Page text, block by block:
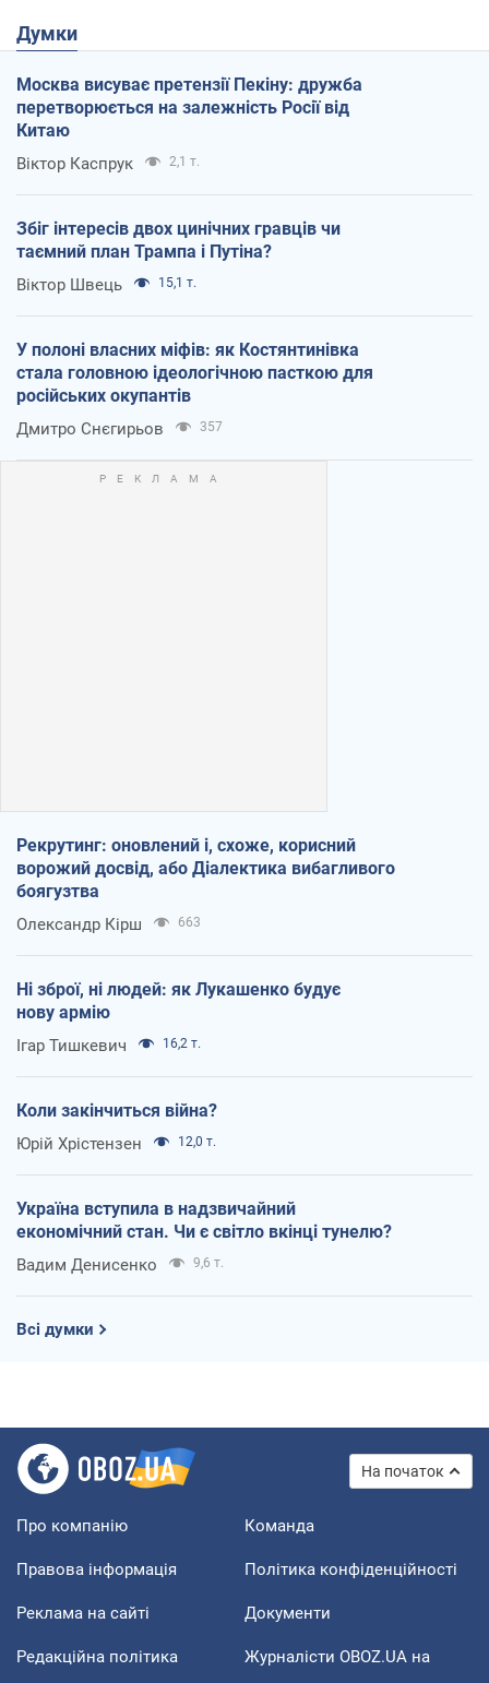
Думки
Москва висуває претензії Пекіну: дружба
перетворюється на залежність Росії від
Китаю
Віктор Каспрук 2,1 т.
Збіг інтересів двох цинічних гравців чи
таємний план Трампа і Путіна?
Віктор Швець 15,1 т.
У полоні власних міфів: як Костянтинівка
стала головною ідеологічною пасткою для
російських окупантів
Дмитро Снєгирьов 357
Рекрутинг: оновлений і, схоже, корисний
ворожий досвід, або Діалектика вибагливого
боягузтва
Олександр Кірш 663
Ні зброї, ні людей: як Лукашенко будує
нову армію
Ігар Тишкевич 16,2 т.
Коли закінчиться війна?
Юрій Хрістензен 12,0 т.
Україна вступила в надзвичайний
економічний стан. Чи є світло вкінці тунелю?
Вадим Денисенко 9,6 т.
Всі думки
На початок
Про компанію Команда
Правова інформація Політика конфіденційності
Реклама на сайті Документи
Редакційна політика
Журналісти OBOZ.UA на